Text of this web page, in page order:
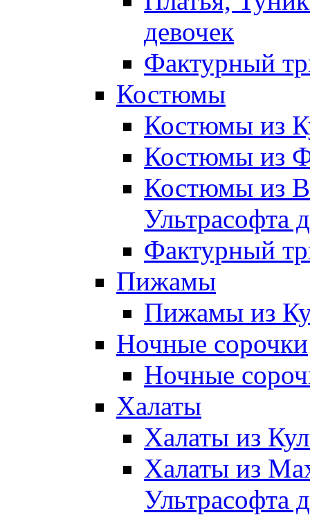
девочек
Фактурный
Костюмы
Костюмы из
Костюмы из
Костюмы из
Ультрасофта
Фактурный
Пижамы
Пижамы из
Ночные сорочки
Ночные
Халаты
Халаты из
Халаты из
Ультрасофта